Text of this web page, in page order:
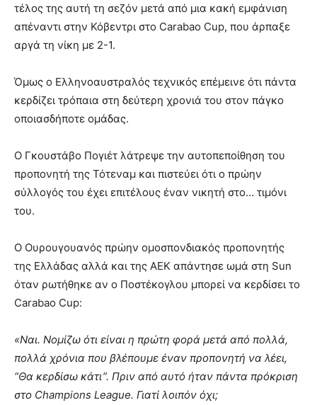
τέλος της αυτή τη σεζόν μετά από μια κακή εμφάνιση
απέναντι στην Κόβεντρι στο Carabao Cup, που άρπαξε
αργά τη νίκη με 2-1.
Όμως ο Ελληνοαυστραλός τεχνικός επέμεινε ότι πάντα
κερδίζει τρόπαια στη δεύτερη χρονιά του στον πάγκο
οποιασδήποτε ομάδας.
Ο Γκουστάβο Πογιέτ λάτρεψε την αυτοπεποίθηση του
προπονητή της Τότεναμ και πιστεύει ότι ο πρώην
σύλλογός του έχει επιτέλους έναν νικητή στο… τιμόνι
του.
Ο Ουρουγουανός πρώην ομοσπονδιακός προπονητής
της Ελλάδας αλλά και της ΑΕΚ απάντησε ωμά στη Sun
όταν ρωτήθηκε αν ο Ποστέκογλου μπορεί να κερδίσει το
Carabao Cup:
«Ναι. Νομίζω ότι είναι η πρώτη φορά μετά από πολλά,
πολλά χρόνια που βλέπουμε έναν προπονητή να λέει,
“Θα κερδίσω κάτι”. Πριν από αυτό ήταν πάντα πρόκριση
στο Champions League. Γιατί λοιπόν όχι;